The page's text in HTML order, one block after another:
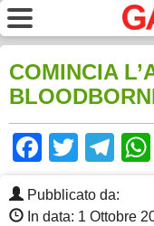
COMINCIA
Pubblicato da:
In data: 1 Ottobre